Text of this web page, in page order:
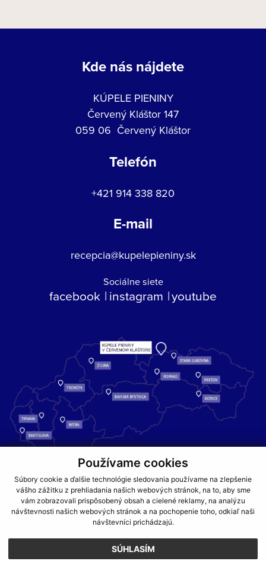
Používame cookies
Súbory cookie a ďalšie technológie sledovania používame na zlepšenie
vášho zážitku z prehliadania našich webových stránok, na to, aby sme
vám zobrazovali prispôsobený obsah a cielené reklamy, na analýzu
návštevnosti našich webových stránok a na pochopenie toho, odkiaľ naši
návštevníci prichádzajú.
SÚHLASÍM
Kde nás nájdete
KÚPELE PIENINY
Červený Kláštor 147
059 06 Červený Kláštor
Telefón
+421 914 338 820
E-mail
recepcia@kupelepieniny.sk
Sociálne siete
facebook instagram youtube
Kúpele Pieniny – miesto, kde sa príroda stretáva s liečivou silou
vody a oddychom pre telo aj dušu.
GDPR COOKIES PARTNERI
JEDÁLNY LÍSTOK
CENNÍKY
NA ZAČIATOK STRÁNKY